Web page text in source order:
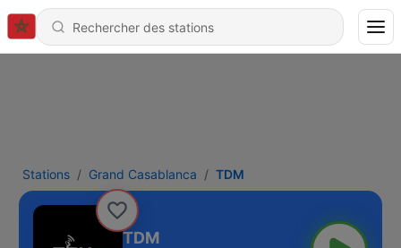
Stations Grand Casablanca TDM
TDM